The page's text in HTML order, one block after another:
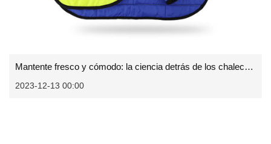
Mantente fresco y cómodo: la ciencia detrás de los chalecos de enfriamiento al aire libre
2023-12-13 00:00